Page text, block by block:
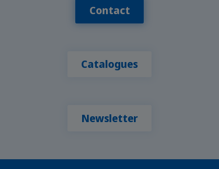
Contact
Catalogues
Newsletter